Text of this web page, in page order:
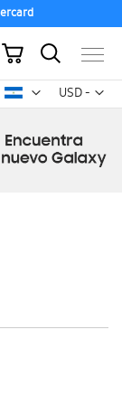
USD -
dólar
Mi carrito